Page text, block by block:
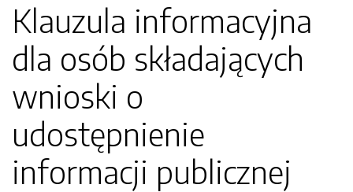
Klauzula informacyjna
dla osób składających
wnioski o
udostępnienie
informacji publicznej